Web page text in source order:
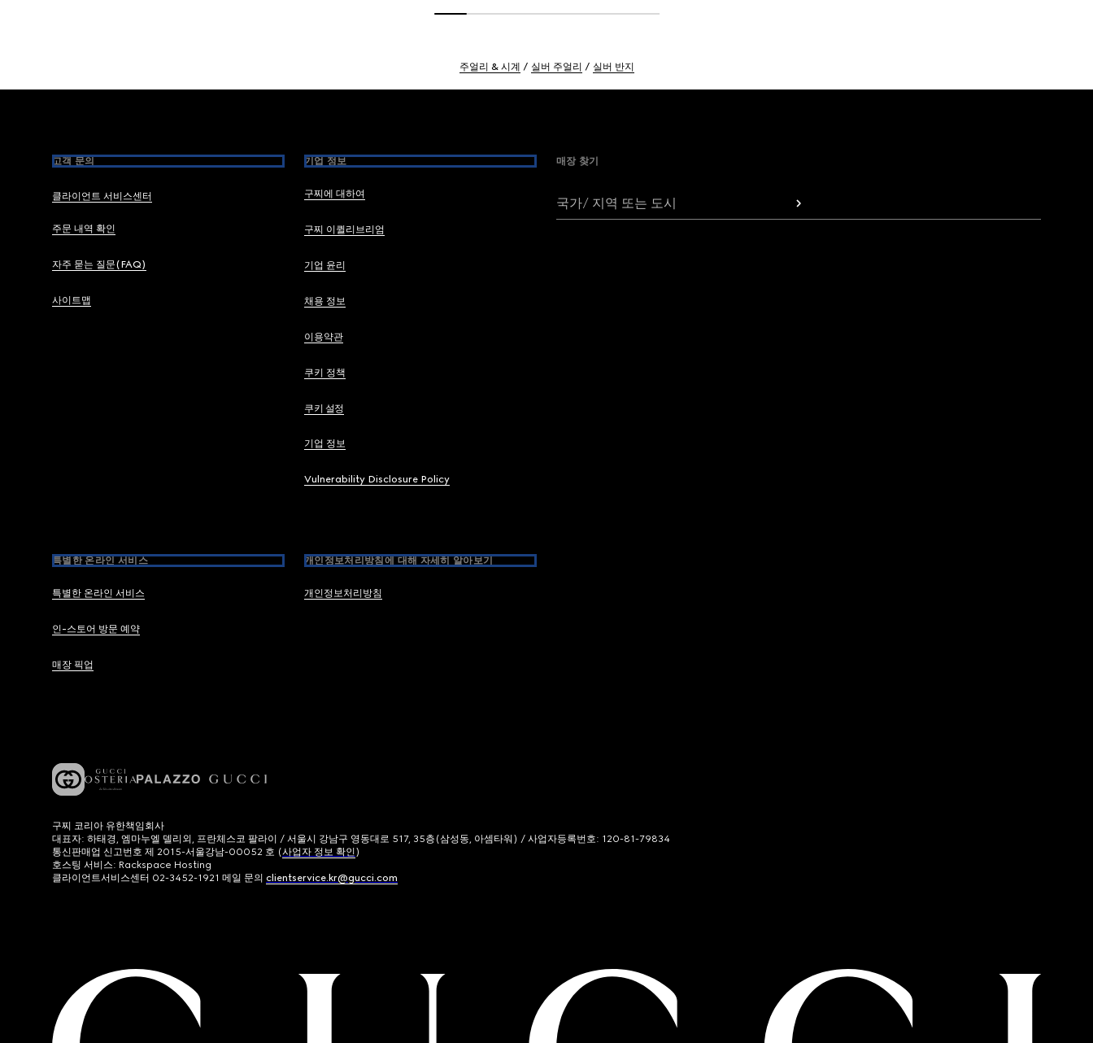
주얼리 & 시계 실버 주얼리 실버 반지
고객 문의
클라이언트 서비스센터
주문 내역 확인
자주 묻는 질문(FAQ)
사이트맵
기업 정보
구찌에 대하여
구찌 이퀼리브리엄
기업 윤리
채용 정보
이용약관
쿠키 정책
쿠키 설정
기업 정보
Vulnerability Disclosure Policy
특별한 온라인 서비스
특별한 온라인 서비스
인-스토어 방문 예약
매장 픽업
개인정보처리방침에 대해 자세히 알아보기
개인정보처리방침
매장 찾기
국가/ 지역 또는 도시
구찌 코리아 유한책임회사
대표자: 하태경, 엠마누엘 델리외, 프란체스코 팔라이 / 서울시 강남구 영동대로 517, 35층(삼성동, 아셈타워) / 사업자등록번호: 120-81-79834
통신판매업 신고번호 제 2015-서울강남-00052 호 (사업자 정보 확인)
호스팅 서비스: Rackspace Hosting
클라이언트서비스센터 02-3452-1921 메일 문의 clientservice.kr@gucci.com